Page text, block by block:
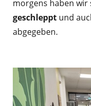
morgens haben wir
geschleppt und
abgegeben.